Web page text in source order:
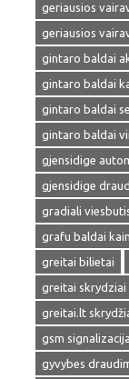
geriausios
geriausios
gintaro baldai
gintaro baldai
gintaro baldai
gintaro baldai
gjensidige
gjensidige
gradiali
grafu baldai
greitai bilietai
greitai skrydziai
greitai.lt
gsm signalizacija
gyvybes